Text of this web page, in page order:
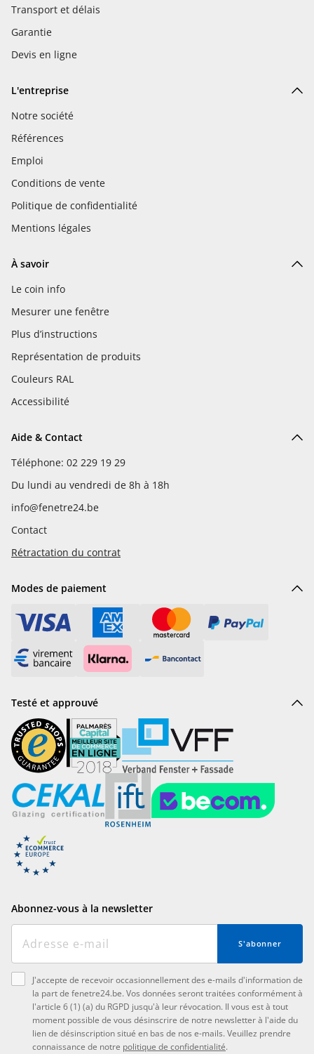
Transport et délais
Garantie
Devis en ligne
L'entreprise
Notre société
Références
Emploi
Conditions de vente
Politique de confidentialité
Mentions légales
À savoir
Le coin info
Mesurer une fenêtre
Plus d’instructions
Représentation de produits
Couleurs RAL
Accessibilité
Aide & Contact
Téléphone: 02 229 19 29
Du lundi au vendredi de 8h à 18h
info@fenetre24.be
Contact
Rétractation du contrat
Modes de paiement
Testé et approuvé
Abonnez-vous à la newsletter
S'abonner
J'accepte de recevoir occasionnellement des e-mails d'information de
la part de fenetre24.be. Vos données seront traitées conformément à
l'article 6 (1) (a) du RGPD jusqu'à leur révocation. Il vous est à tout
moment possible de vous désinscrire de notre newsletter à l'aide du
lien de désinscription situé en bas de nos e-mails. Veuillez prendre
connaissance de notre politique de confidentialité.